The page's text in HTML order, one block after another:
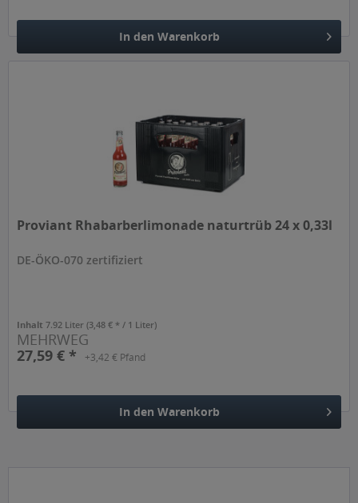
In den Warenkorb
Proviant Rhabarberlimonade naturtrüb 24 x 0,33l
DE-ÖKO-070 zertifiziert
Inhalt7.92 Liter(3,48 € * / 1 Liter)
MEHRWEG
27,59 € *
+3,42 € Pfand
In den Warenkorb